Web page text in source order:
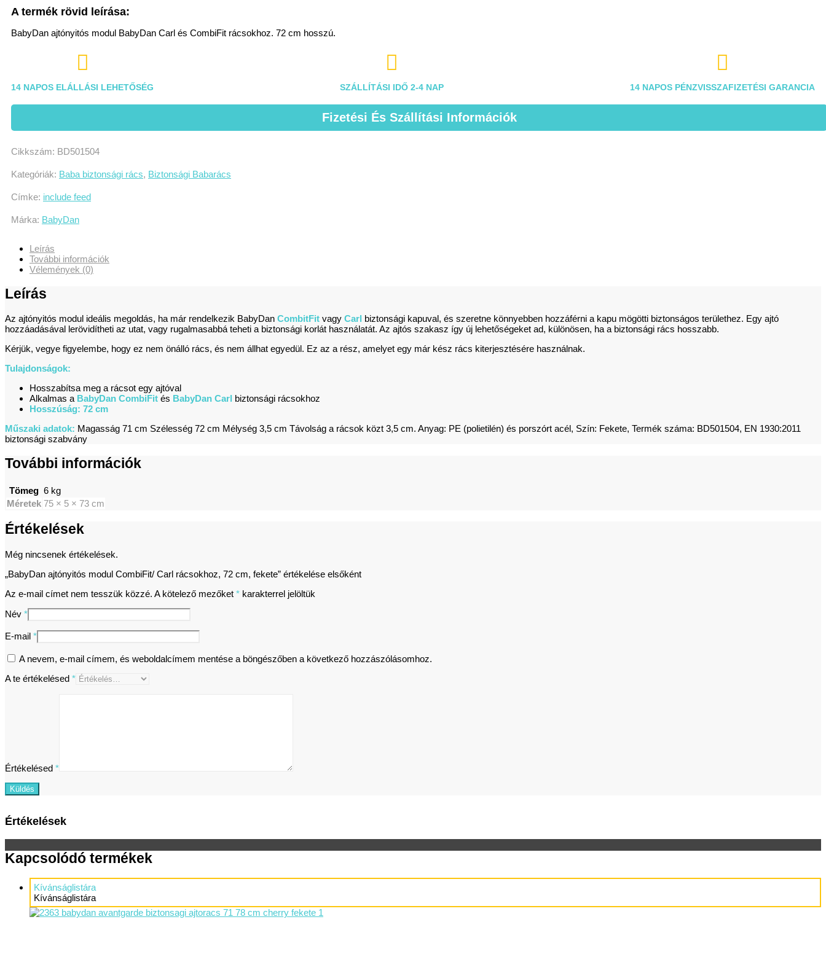
BabyDan ajtónyitós modul BabyDan Carl és CombiFit rácsokhoz. 72 cm hosszú.

14 NAPOS ELÁLLÁSI LEHETŐSÉG

SZÁLLÍTÁSI IDŐ 2-4 NAP

14 NAPOS PÉNZVISSZAFIZETÉSI GARANCIA
Fizetési És Szállítási Információk
Cikkszám: BD501504
Kategóriák: Baba biztonsági rács, Biztonsági Babarács
Címke: include feed
Márka: BabyDan
Leírás
További információk
Vélemények (0)
Leírás
Az ajtónyitós modul ideális megoldás, ha már rendelkezik BabyDan CombitFit vagy Carl biztonsági kapuval, és szeretne könnyebben hozzáférni a kapu mögötti biztonságos területhez. Egy ajtó
hozzáadásával lerövidítheti az utat, vagy rugalmasabbá teheti a biztonsági korlát használatát. Az ajtós szakasz így új lehetőségeket ad, különösen, ha a biztonsági rács hosszabb.
Kérjük, vegye figyelembe, hogy ez nem önálló rács, és nem állhat egyedül. Ez az a rész, amelyet egy már kész rács kiterjesztésére használnak.
Tulajdonságok:
Hosszabítsa meg a rácsot egy ajtóval
Alkalmas a BabyDan CombiFit és BabyDan Carl biztonsági rácsokhoz
Hosszúság: 72 cm
Műszaki adatok: Magasság 71 cm Szélesség 72 cm Mélység 3,5 cm Távolság a rácsok közt 3,5 cm. Anyag: PE (polietilén) és porszórt acél, Szín: Fekete, Termék száma: BD501504, EN 1930:2011
biztonsági szabvány
További információk
Tömeg 6 kg
Méretek 75 × 5 × 73 cm
Értékelések
Még nincsenek értékelések.
„BabyDan ajtónyitós modul CombiFit/ Carl rácsokhoz, 72 cm, fekete” értékelése elsőként
Az e-mail címet nem tesszük közzé. A kötelező mezőket * karakterrel jelöltük
Név *
E-mail *
A nevem, e-mail címem, és weboldalcímem mentése a böngészőben a következő hozzászólásomhoz.
A te értékelésed *
Értékelésed *
Értékelések
Kapcsolódó termékek
Kívánságlistára
Kívánságlistára